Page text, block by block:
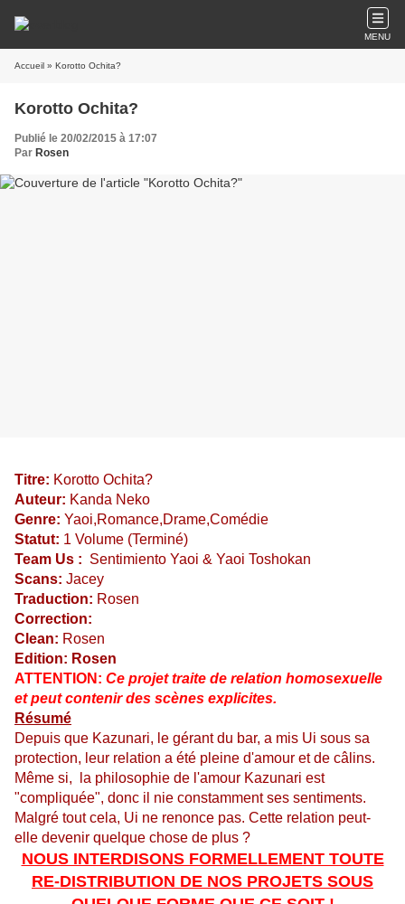
MENU
Accueil » Korotto Ochita?
Korotto Ochita?
Publié le 20/02/2015 à 17:07
Par Rosen
Titre: Korotto Ochita?
Auteur: Kanda Neko
Genre: Yaoi,Romance,Drame,Comédie
Statut: 1 Volume (Terminé)
Team Us : Sentimiento Yaoi & Yaoi Toshokan
Scans: Jacey
Traduction: Rosen
Correction:
Clean: Rosen
Edition: Rosen
ATTENTION: Ce projet traite de relation homosexuelle
et peut contenir des scènes explicites.
Résumé
Depuis que Kazunari, le gérant du bar, a mis Ui sous sa
protection, leur relation a été pleine d'amour et de câlins.
Même si, la philosophie de l'amour Kazunari est
"compliquée", donc il nie constamment ses sentiments.
Malgré tout cela, Ui ne renonce pas. Cette relation peut-
elle devenir quelque chose de plus ?
NOUS INTERDISONS FORMELLEMENT TOUTE
RE-DISTRIBUTION DE NOS PROJETS SOUS